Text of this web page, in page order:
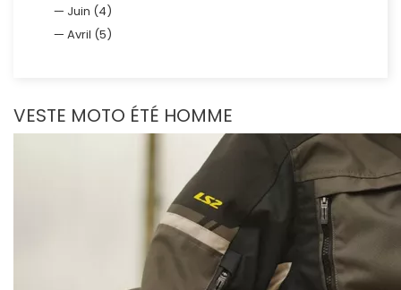
Juin (4)
Avril (5)
VESTE MOTO ÉTÉ HOMME